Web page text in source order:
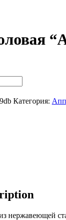
Категория:
нержавеющей